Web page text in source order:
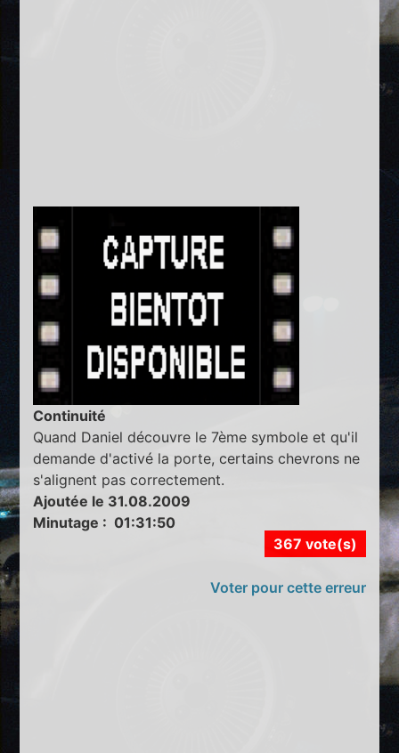
Continuité
Quand Daniel découvre le 7ème symbole et qu'il
demande d'activé la porte, certains chevrons ne
s'alignent pas correctement.
Ajoutée le 31.08.2009
Minutage : 01:31:50
367 vote(s)
Voter pour cette erreur